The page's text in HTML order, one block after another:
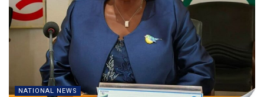
NATIONAL NEWS